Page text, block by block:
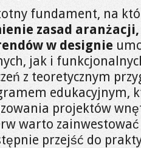
fundament, na
zasad
w designie
jak i
z teoretycznym
edukacyjnym,
projektów
warto
przejść do